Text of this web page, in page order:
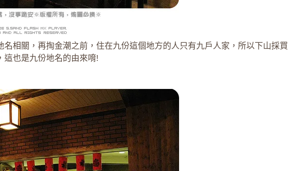
名相關，再掏金潮之前，住在九份這個地方的人只有九戶人家，所以下山採買
這也是九份地名的由來唷!